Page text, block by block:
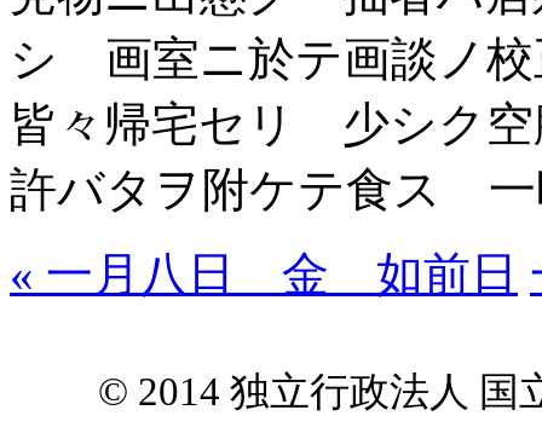
シ 画室ニ於テ画談ノ
皆々帰宅セリ 少シク空
許バタヲ附ケテ食ス 一
« 一月八日 金 如前日
© 2014 独立行政法人 国